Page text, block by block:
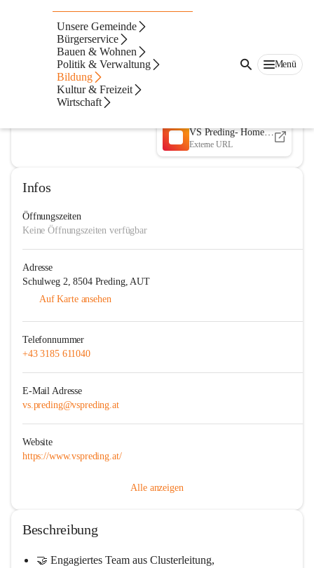
Unsere Gemeinde
Bürgerservice
Bauen & Wohnen
Politik & Verwaltung
Bildung
Kultur & Freizeit
Wirtschaft
Menü
Volksschule Preding
@volksschule-preding
Volksschule
In CITIES öffnen
VS Preding- Homepage
Externe URL
Infos
Öffnungszeiten
Keine Öffnungszeiten verfügbar
Adresse
Schulweg 2, 8504 Preding, AUT
Auf Karte ansehen
Telefonnummer
+43 3185 611040
E-Mail Adresse
vs.preding@vspreding.at
Website
https://www.vspreding.at/
Alle anzeigen
Beschreibung
🤝 Engagiertes Team aus Clusterleitung,